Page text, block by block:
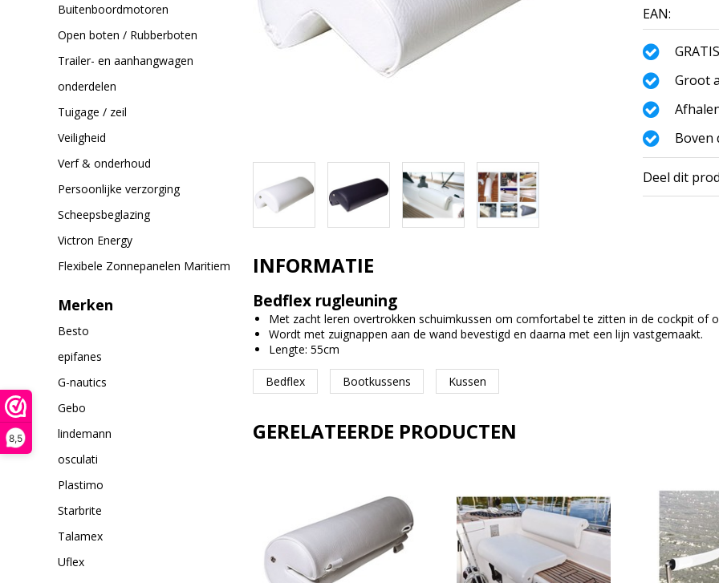
8,5
Buitenboordmotoren
Open boten / Rubberboten
Trailer- en aanhangwagen
onderdelen
Tuigage / zeil
Veiligheid
Verf & onderhoud
Persoonlijke verzorging
Scheepsbeglazing
Victron Energy
Flexibele Zonnepanelen Maritiem
Merken
Besto
epifanes
G-nautics
Gebo
lindemann
osculati
Plastimo
Starbrite
Talamex
Uflex
EAN:
Groot
Boven
Deel dit
INFORMATIE
Bedflex rugleuning
Met zacht leren overtrokken schuimkussen om comfortabel te zitten in de cockpit of
Wordt met zuignappen aan de wand bevestigd en daarna met een lijn vastgemaakt.
Lengte: 55cm
Bedflex Bootkussens Kussen
GERELATEERDE PRODUCTEN